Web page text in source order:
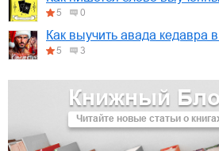
Книжный
Читайте новые статьи о
5 0
Как выучить авада кедавра
5 3